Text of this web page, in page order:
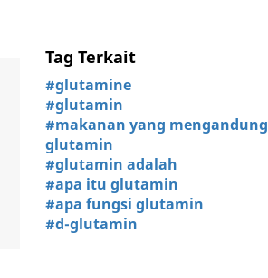
Tag Terkait
#glutamine
#glutamin
#makanan yang mengandung
glutamin
#glutamin adalah
#apa itu glutamin
#apa fungsi glutamin
#d-glutamin